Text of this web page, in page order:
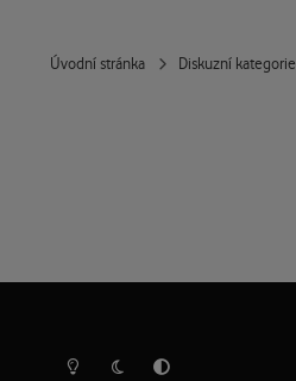
Úvodní stránka Diskuzní kategorie
Světlý režimTmavý režimPředvolba systému